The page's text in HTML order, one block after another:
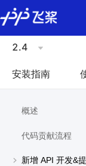
\u200E
2.4
安装指南
概述
代码贡献流程
新增 API 开发&